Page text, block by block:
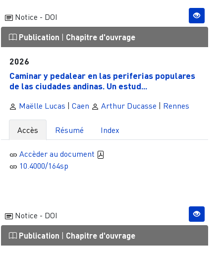
Notice - DOI
Publication | Chapitre d'ouvrage
2026
Caminar y pedalear en las periferias populares
de las ciudades andinas. Un estud...
Maëlle Lucas Caen Arthur Ducasse Rennes
Accès Résumé Index
Accèder au document
10.4000/164sp
Notice - DOI
Publication | Chapitre d'ouvrage